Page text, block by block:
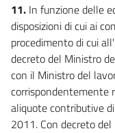
11. In funzione delle
disposizioni di cui ai
procedimento di cui
decreto del Ministro
con il Ministro del
corrispondentemente
aliquote contributive
2011. Con decreto